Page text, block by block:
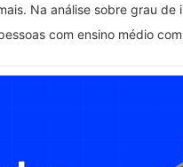
Na análise sobre grau
com ensino médio